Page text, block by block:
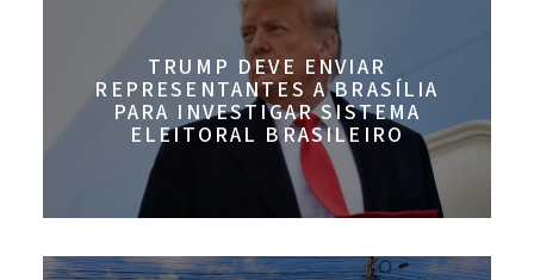
TRUMP DEVE ENVIAR
REPRESENTANTES A BRASÍLIA
PARA INVESTIGAR SISTEMA
ELEITORAL BRASILEIRO